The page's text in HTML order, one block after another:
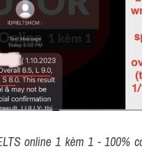
online 1 kèm 1 - 100%